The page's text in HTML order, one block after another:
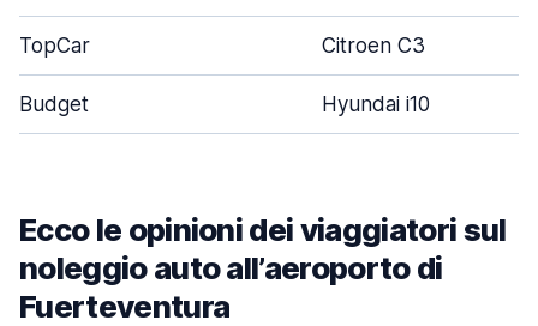
TopCar Citroen C3
Budget Hyundai i10
Ecco le opinioni dei viaggiatori sul
noleggio auto all’aeroporto di
Fuerteventura